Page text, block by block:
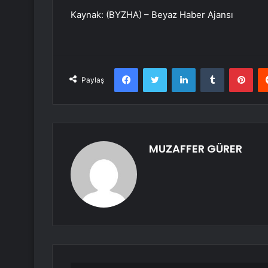
Kaynak: (BYZHA) – Beyaz Haber Ajansı
Paylaş
FacebookTwitter LinkedInTumblr
MUZAFFER GÜRER